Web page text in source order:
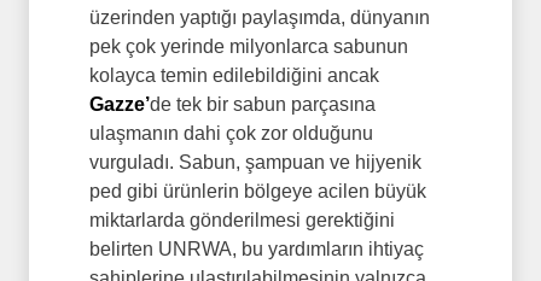
üzerinden yaptığı paylaşımda, dünyanın
pek çok yerinde milyonlarca sabunun
kolayca temin edilebildiğini ancak
Gazze’de tek bir sabun parçasına
ulaşmanın dahi çok zor olduğunu
vurguladı. Sabun, şampuan ve hijyenik
ped gibi ürünlerin bölgeye acilen büyük
miktarlarda gönderilmesi gerektiğini
belirten UNRWA, bu yardımların ihtiyaç